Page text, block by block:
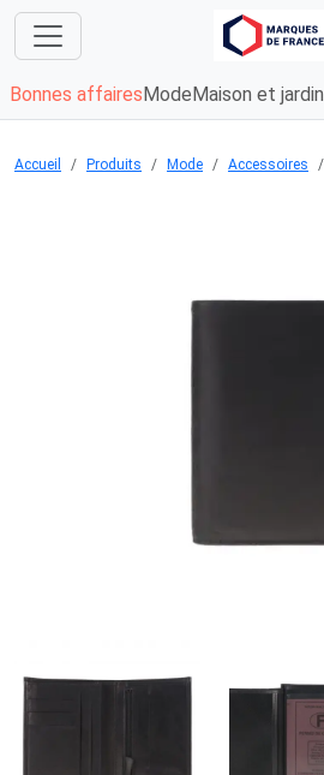
Bonnes affaires Mode Maison et jardin
Accueil Produits Mode Accessoires